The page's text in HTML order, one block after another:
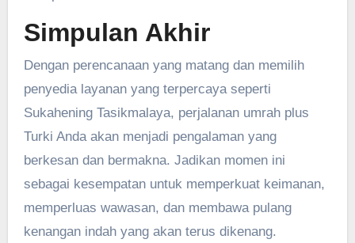
Simpulan Akhir
Dengan perencanaan yang matang dan memilih
penyedia layanan yang terpercaya seperti
Sukahening Tasikmalaya, perjalanan umrah plus
Turki Anda akan menjadi pengalaman yang
berkesan dan bermakna. Jadikan momen ini
sebagai kesempatan untuk memperkuat keimanan,
memperluas wawasan, dan membawa pulang
kenangan indah yang akan terus dikenang.